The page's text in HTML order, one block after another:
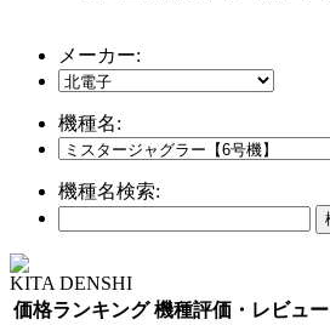
メーカー:
機種名:
機種名検索:
KITA DENSHI
価格ランキング 機種評価・レビュー